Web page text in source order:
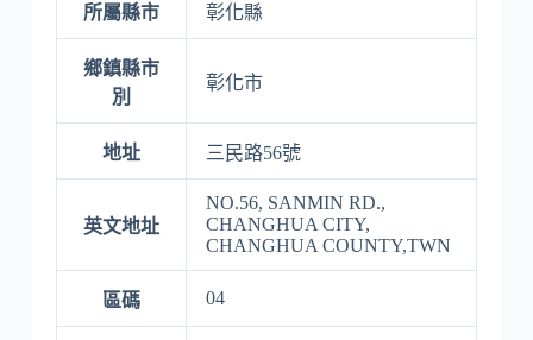
所屬縣市 彰化縣
鄉鎮縣市
別
彰化市
地址 三民路56號
英文地址
NO.56, SANMIN RD.,
CHANGHUA CITY,
CHANGHUA COUNTY,TWN
區碼 04